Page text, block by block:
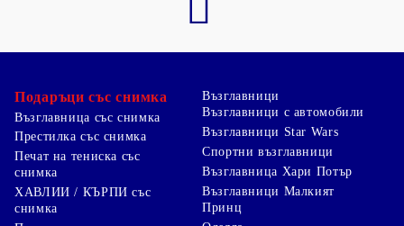
Подаръци със снимка
Възглавница със снимка
Престилка със снимка
Печат на тениска със
снимка
ХАВЛИИ / КЪРПИ със
снимка
Възглавници
Възглавници с автомобили
Възглавници Star Wars
Спортни възглавници
Възглавница Хари Потър
Възглавници Малкият
Принц